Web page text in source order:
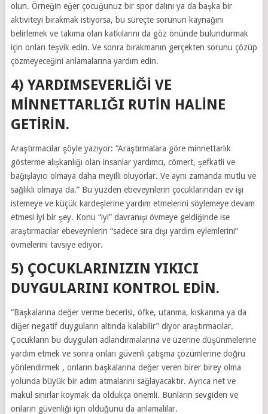
olun. Örneğin eğer çocuğunuz bir spor dalını ya da başka bir
aktiviteyi bırakmak istiyorsa, bu süreçte sorunun kaynağını
belirlemek ve takıma olan katkılarını da göz önünde bulundurmak
için onları teşvik edin. Ve sonra bırakmanın gerçekten sorunu çözüp
çözmeyeceğini anlamalarına yardım edin.
4) YARDIMSEVERLIĞI VE
MINNETTARLIĞI RUTIN HALINE
GETIRIN.
Araştırmacılar şöyle yazıyor: “Araştırmalara göre minnettarlık
gösterme alışkanlığı olan insanlar yardımcı, cömert, şefkatli ve
bağışlayıcı olmaya daha meyilli oluyorlar. Ve aynı zamanda mutlu ve
sağlıklı olmaya da.” Bu yüzden ebeveynlerin çocuklarından ev işi
istemeye ve küçük kardeşlerine yardım etmelerini söylemeye devam
etmesi iyi bir şey. Konu “iyi” davranışı övmeye geldiğinde ise
araştırmacılar ebeveynlerin “sadece sıra dışı yardım eylemlerini”
övmelerini tavsiye ediyor.
5) ÇOCUKLARINIZIN YIKICI
DUYGULARINI KONTROL EDIN.
“Başkalarına değer verme becerisi, öfke, utanma, kıskanma ya da
diğer negatif duyguların altında kalabilir” diyor araştırmacılar.
Çocukların bu duyguları adlandırmalarına ve üzerine düşünmelerine
yardım etmek ve sonra onları güvenli çatışma çözümlerine doğru
yönlendirmek , onların başkalarına değer veren birer birey olma
yolunda büyük bir adım atmalarını sağlayacaktır. Ayrıca net ve
makul sınırlar koymak da oldukça önemli. Bunların sevgiden ve
onların güvenliği için olduğunu da anlamalılar.